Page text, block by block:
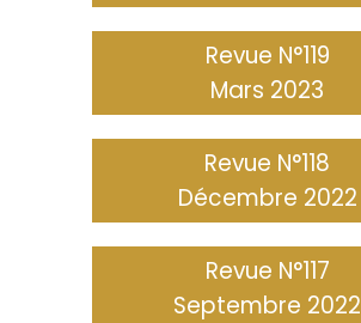
Revue N°119
Mars 2023
Revue N°118
Décembre 2022
Revue N°117
Septembre 2022